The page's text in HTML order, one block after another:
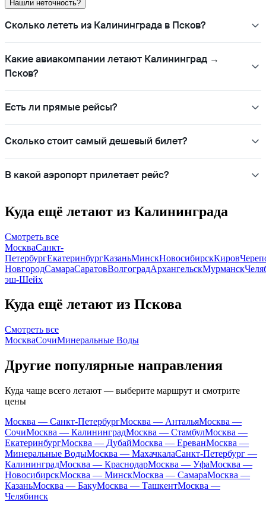
Нашли неточность?
Сколько лететь из Калининграда в Псков?
Какие авиакомпании летают Калининград →
Псков?
Есть ли прямые рейсы?
Сколько стоит самый дешевый билет?
В какой аэропорт прилетает рейс?
Куда ещё летают из Калининграда
Смотреть все
МоскваСанкт-
ПетербургЕкатеринбургКазаньМинскНовосибирскКиров
НовгородСамараСаратовВолгоградАрхангельскМурманск
эш-Шейх
Куда ещё летают из Пскова
Смотреть все
МоскваСочиМинеральные Воды
Другие популярные направления
Куда чаще всего летают — выберите маршрут и смотрите
цены
Москва — Санкт-ПетербургМосква — АнтальяМосква —
СочиМосква — КалининградМосква — СтамбулМосква —
ЕкатеринбургМосква — ДубайМосква — ЕреванМосква —
Минеральные ВодыМосква — МахачкалаСанкт-Петербург —
КалининградМосква — КраснодарМосква — УфаМосква —
НовосибирскМосква — МинскМосква — СамараМосква —
КазаньМосква — БакуМосква — ТашкентМосква —
Челябинск